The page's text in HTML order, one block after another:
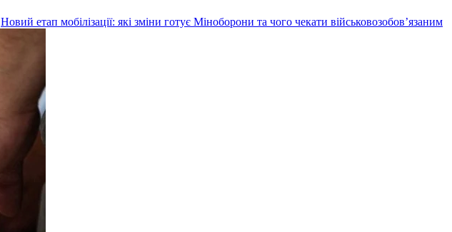
Новий етап мобілізації: які зміни готує Міноборони та чого чекати військовозобов’язаним